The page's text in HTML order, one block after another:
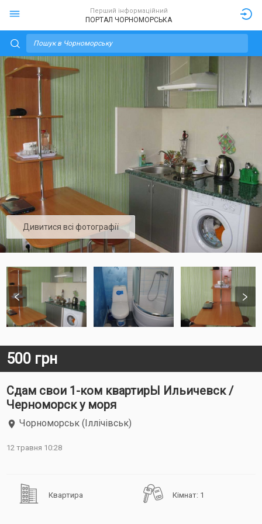
Перший інформаційний
ПОРТАЛ ЧОРНОМОРСЬКА
Дивитися всі фотографії
500 грн
Сдам свои 1-ком квартирЫ Ильичевск /
Черноморск у моря
Чорноморськ (Іллічівськ)
12 травня 10:28
Квартира Кімнат: 1